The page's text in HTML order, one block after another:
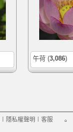
午荷 (3,086)
隱私權聲明 客服